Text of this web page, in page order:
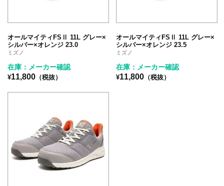
オールマイティFSⅡ 11L グレー×
シルバー×オレンジ 23.0
ミズノ
在庫：メーカー確認
¥11,800 （税抜）
オールマイティFSⅡ 11L グレー×
シルバー×オレンジ 23.5
ミズノ
在庫：メーカー確認
¥11,800 （税抜）